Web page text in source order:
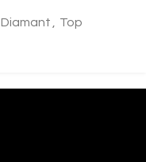
Diamant
Top